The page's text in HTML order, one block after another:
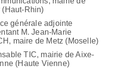
(Haut-Rhin)
générale adjointe
M. Jean-Marie
maire de Metz (Moselle)
TIC, mairie de Aixe-
(Haute Vienne)